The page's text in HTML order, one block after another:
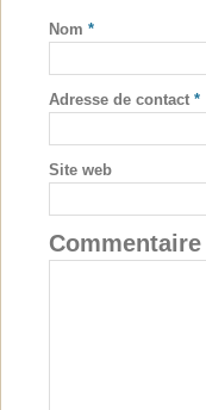
Nom *
Adresse de contact *
Site web
Commentaire